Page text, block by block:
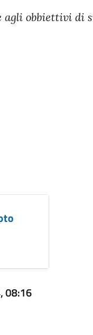
obbiettivi di
08:16